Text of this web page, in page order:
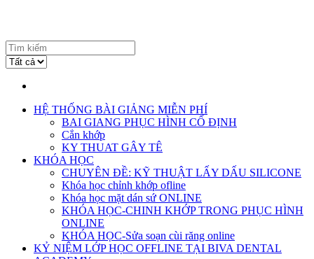
HỆ THỐNG BÀI GIẢNG MIỄN PHÍ
BAI GIANG PHỤC HÌNH CỐ ĐỊNH
Cắn khớp
KY THUAT GÂY TÊ
KHÓA HỌC
CHUYÊN ĐỀ: KỸ THUẬT LẤY DẤU SILICONE
Khóa học chỉnh khớp ofline
Khóa học mặt dán sứ ONLINE
KHÓA HỌC-CHINH KHỚP TRONG PHỤC HÌNH
ONLINE
KHÓA HỌC-Sửa soạn cùi răng online
KỶ NIỆM LỚP HỌC OFFLINE TẠI BIVA DENTAL